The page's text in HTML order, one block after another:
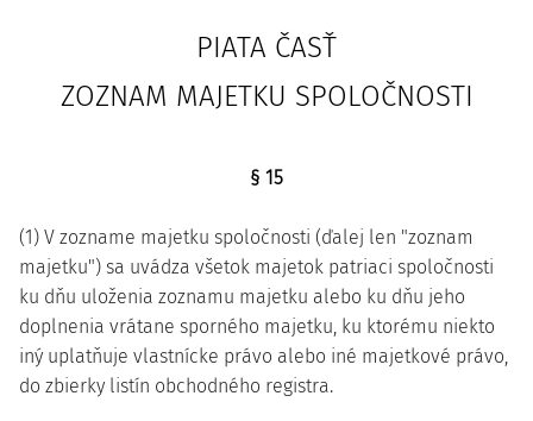
PIATA ČASŤ
ZOZNAM MAJETKU SPOLOČNOSTI
§ 15
(1) V zozname majetku spoločnosti (ďalej len "zoznam
majetku") sa uvádza všetok majetok patriaci spoločnosti
ku dňu uloženia zoznamu majetku alebo ku dňu jeho
doplnenia vrátane sporného majetku, ku ktorému niekto
iný uplatňuje vlastnícke právo alebo iné majetkové právo,
do zbierky listín obchodného registra.